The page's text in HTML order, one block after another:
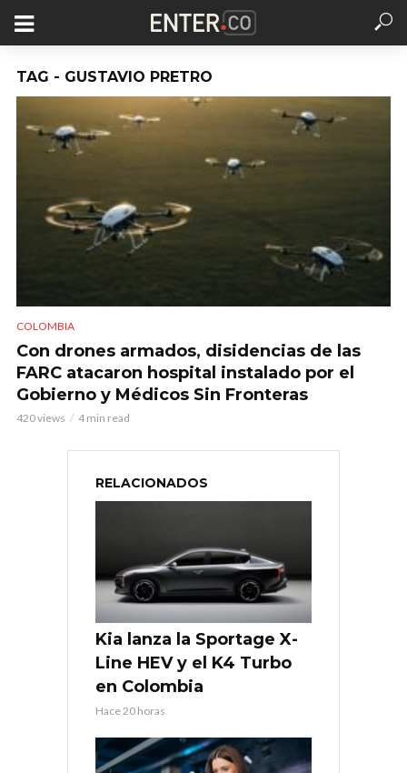
TAG - GUSTAVIO PRETRO
COLOMBIA
Con drones armados, disidencias de las
FARC atacaron hospital instalado por el
Gobierno y Médicos Sin Fronteras
420 views 4 min read
RELACIONADOS
Kia lanza la Sportage X-
Line HEV y el K4 Turbo
en Colombia
Hace 20 horas